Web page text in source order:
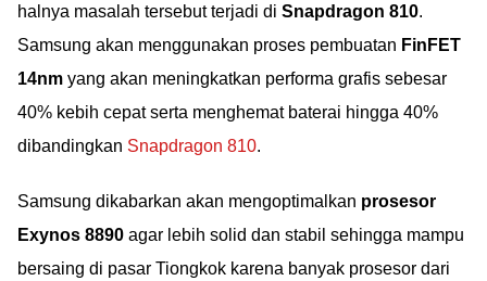
halnya masalah tersebut terjadi di Snapdragon 810.
Samsung akan menggunakan proses pembuatan FinFET
14nm yang akan meningkatkan performa grafis sebesar
40% kebih cepat serta menghemat baterai hingga 40%
dibandingkan Snapdragon 810.
Samsung dikabarkan akan mengoptimalkan prosesor
Exynos 8890 agar lebih solid dan stabil sehingga mampu
bersaing di pasar Tiongkok karena banyak prosesor dari